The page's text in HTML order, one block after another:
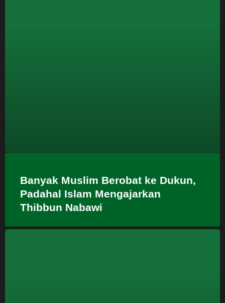
Banyak Muslim Berobat ke Dukun,
Padahal Islam Mengajarkan
Thibbun Nabawi